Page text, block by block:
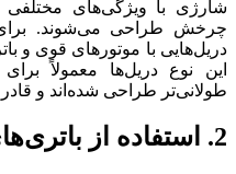
شارژی با ویژگی‌های مختلفی
چرخش طراحی می‌شوند.
دریل‌هایی با موتورهای قوی و
این نوع دریل‌ها معمولاً
طولانی‌تر طراحی شده‌اند و
2. استفاده از